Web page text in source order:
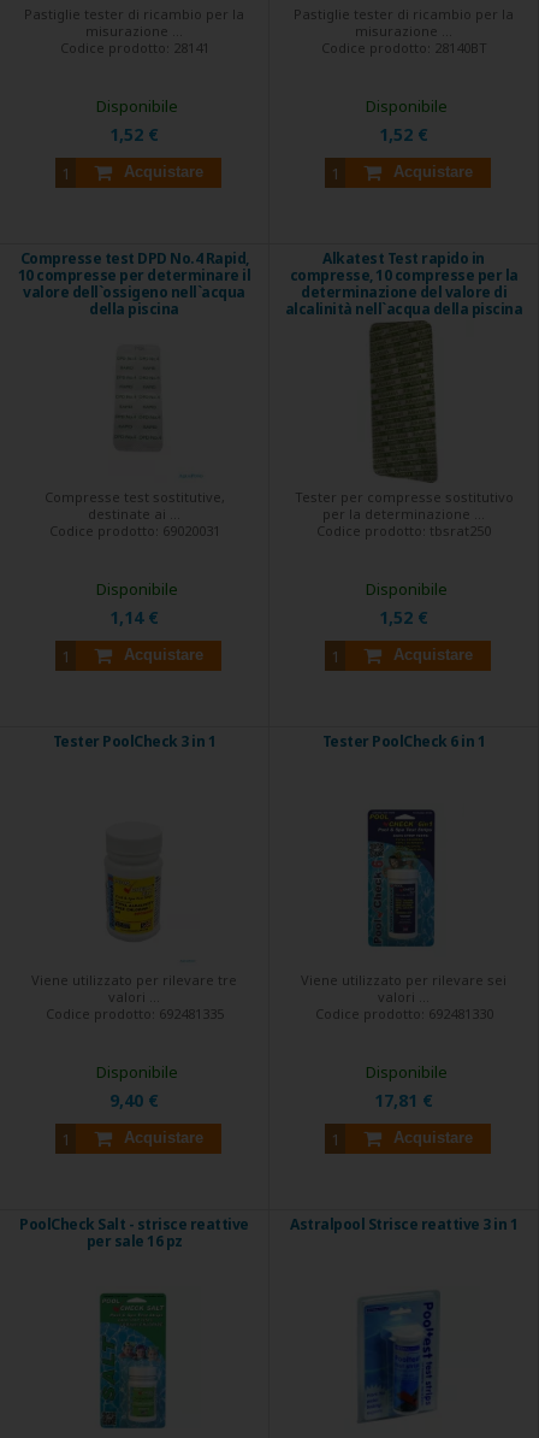
Pastiglie tester di ricambio per la
misurazione ...
Codice prodotto: 28141
1,52 €
Acquistare
Disponibile
Pastiglie tester di ricambio per la
misurazione ...
Codice prodotto: 28140BT
1,52 €
Acquistare
Disponibile
Compresse test DPD No.4 Rapid,
10 compresse per determinare il
valore dell`ossigeno nell`acqua
della piscina
Compresse test sostitutive,
destinate ai ...
Codice prodotto: 69020031
1,14 €
Acquistare
Disponibile
Alkatest Test rapido in
compresse, 10 compresse per la
determinazione del valore di
alcalinità nell`acqua della piscina
Tester per compresse sostitutivo
per la determinazione ...
Codice prodotto: tbsrat250
1,52 €
Acquistare
Disponibile
Tester PoolCheck 3 in 1
Viene utilizzato per rilevare tre
valori ...
Codice prodotto: 692481335
9,40 €
Acquistare
Disponibile
Tester PoolCheck 6 in 1
Viene utilizzato per rilevare sei
valori ...
Codice prodotto: 692481330
17,81 €
Acquistare
Disponibile
PoolCheck Salt - strisce reattive
per sale 16 pz
Astralpool Strisce reattive 3 in 1